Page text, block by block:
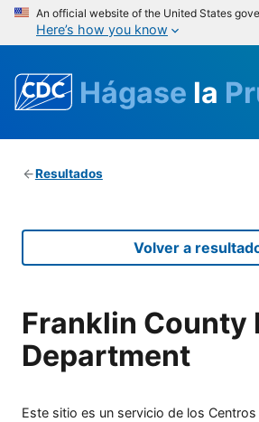
An official website of the United States
Here’s how you know
Hágase la
Resultados
Volver a
Franklin County
Department
Este sitio es un servicio de los